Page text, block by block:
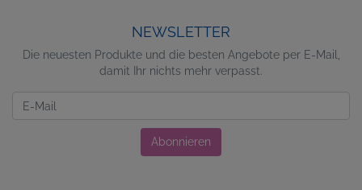
NEWSLETTER
Die neuesten Produkte und die besten Angebote per E-Mail,
damit Ihr nichts mehr verpasst.
Abonnieren